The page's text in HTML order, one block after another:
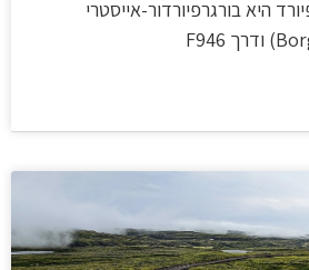
היא בורגרפיורדור-אייסטרי